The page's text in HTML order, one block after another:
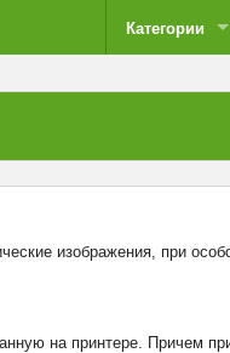
Категории
изображения, пpи
на принтере. Причем